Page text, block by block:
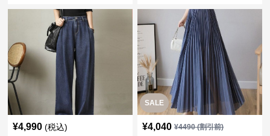
¥4,990 (税込)
SALE
¥4,040 ¥4490(割引前)